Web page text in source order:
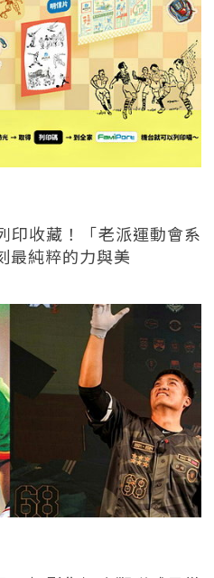
印收藏！「老派運動會系
最純粹的力與美